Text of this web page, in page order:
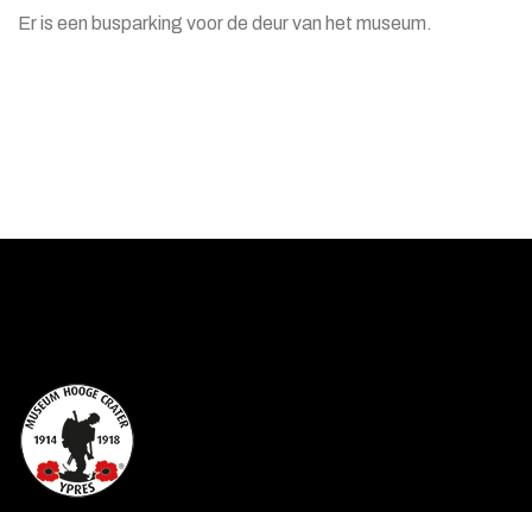
Er is een busparking voor de deur van het museum.